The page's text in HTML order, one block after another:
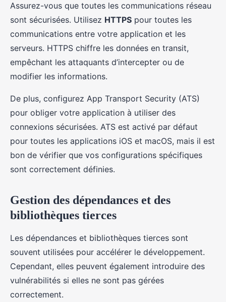
Assurez-vous que toutes les communications réseau
sont sécurisées. Utilisez HTTPS pour toutes les
communications entre votre application et les
serveurs. HTTPS chiffre les données en transit,
empêchant les attaquants d’intercepter ou de
modifier les informations.
De plus, configurez App Transport Security (ATS)
pour obliger votre application à utiliser des
connexions sécurisées. ATS est activé par défaut
pour toutes les applications iOS et macOS, mais il est
bon de vérifier que vos configurations spécifiques
sont correctement définies.
Gestion des dépendances et des
bibliothèques tierces
Les dépendances et bibliothèques tierces sont
souvent utilisées pour accélérer le développement.
Cependant, elles peuvent également introduire des
vulnérabilités si elles ne sont pas gérées
correctement.